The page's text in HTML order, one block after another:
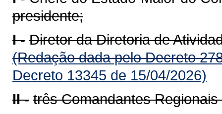
presidente;
I - Diretor da Diretoria de
(Redação dada pelo Decreto
Decreto 13345 de 15/04/2026)
II - três Comandantes